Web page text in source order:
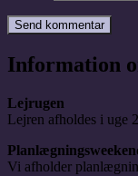
Information
Lejrugen
Lejren afholdes i uge
Vi afholder